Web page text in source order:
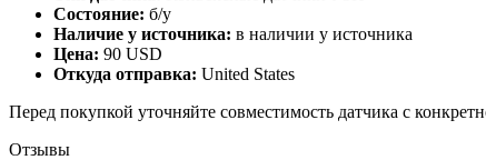
Состояние: б/у
Наличие у источника: в наличии у источника
Цена: 90 USD
Откуда отправка: United States
Перед покупкой уточняйте совместимость датчика с
Отзывы